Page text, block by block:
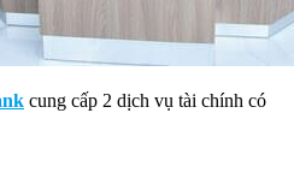
cung cấp 2 dịch vụ tài chính có